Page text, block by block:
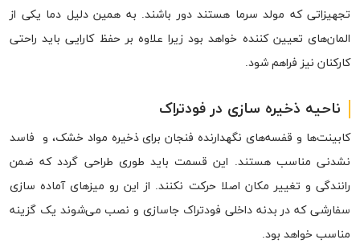
تجهیزاتی که مولد سرما هستند دور باشند. به همین دلیل دما یکی از
المان‌های تعیین کننده خواهد بود زیرا علاوه بر حفظ کارایی باید راحتی
کارکنان نیز فراهم شود.
ناحیه ذخیره سازی در فودتراک
کابینت‌ها و قفسه‌های نگهدارنده فنجان برای ذخیره مواد خشک، و فاسد
نشدنی مناسب هستند. این قسمت باید طوری طراحی گردد که ضمن
رانندگی و تغییر مکان اصلا حرکت نکنند. از این رو میز‌های آماده سازی
سفارشی که در بدنه داخلی فودتراک جاسازی و نصب می‌شوند یک گزینه
مناسب خواهد بود.